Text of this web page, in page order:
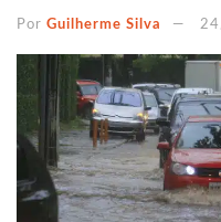
Por Guilherme Silva